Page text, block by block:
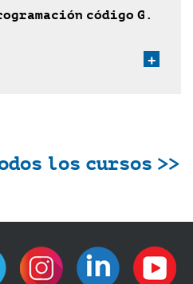
código G.
+
los cursos >>